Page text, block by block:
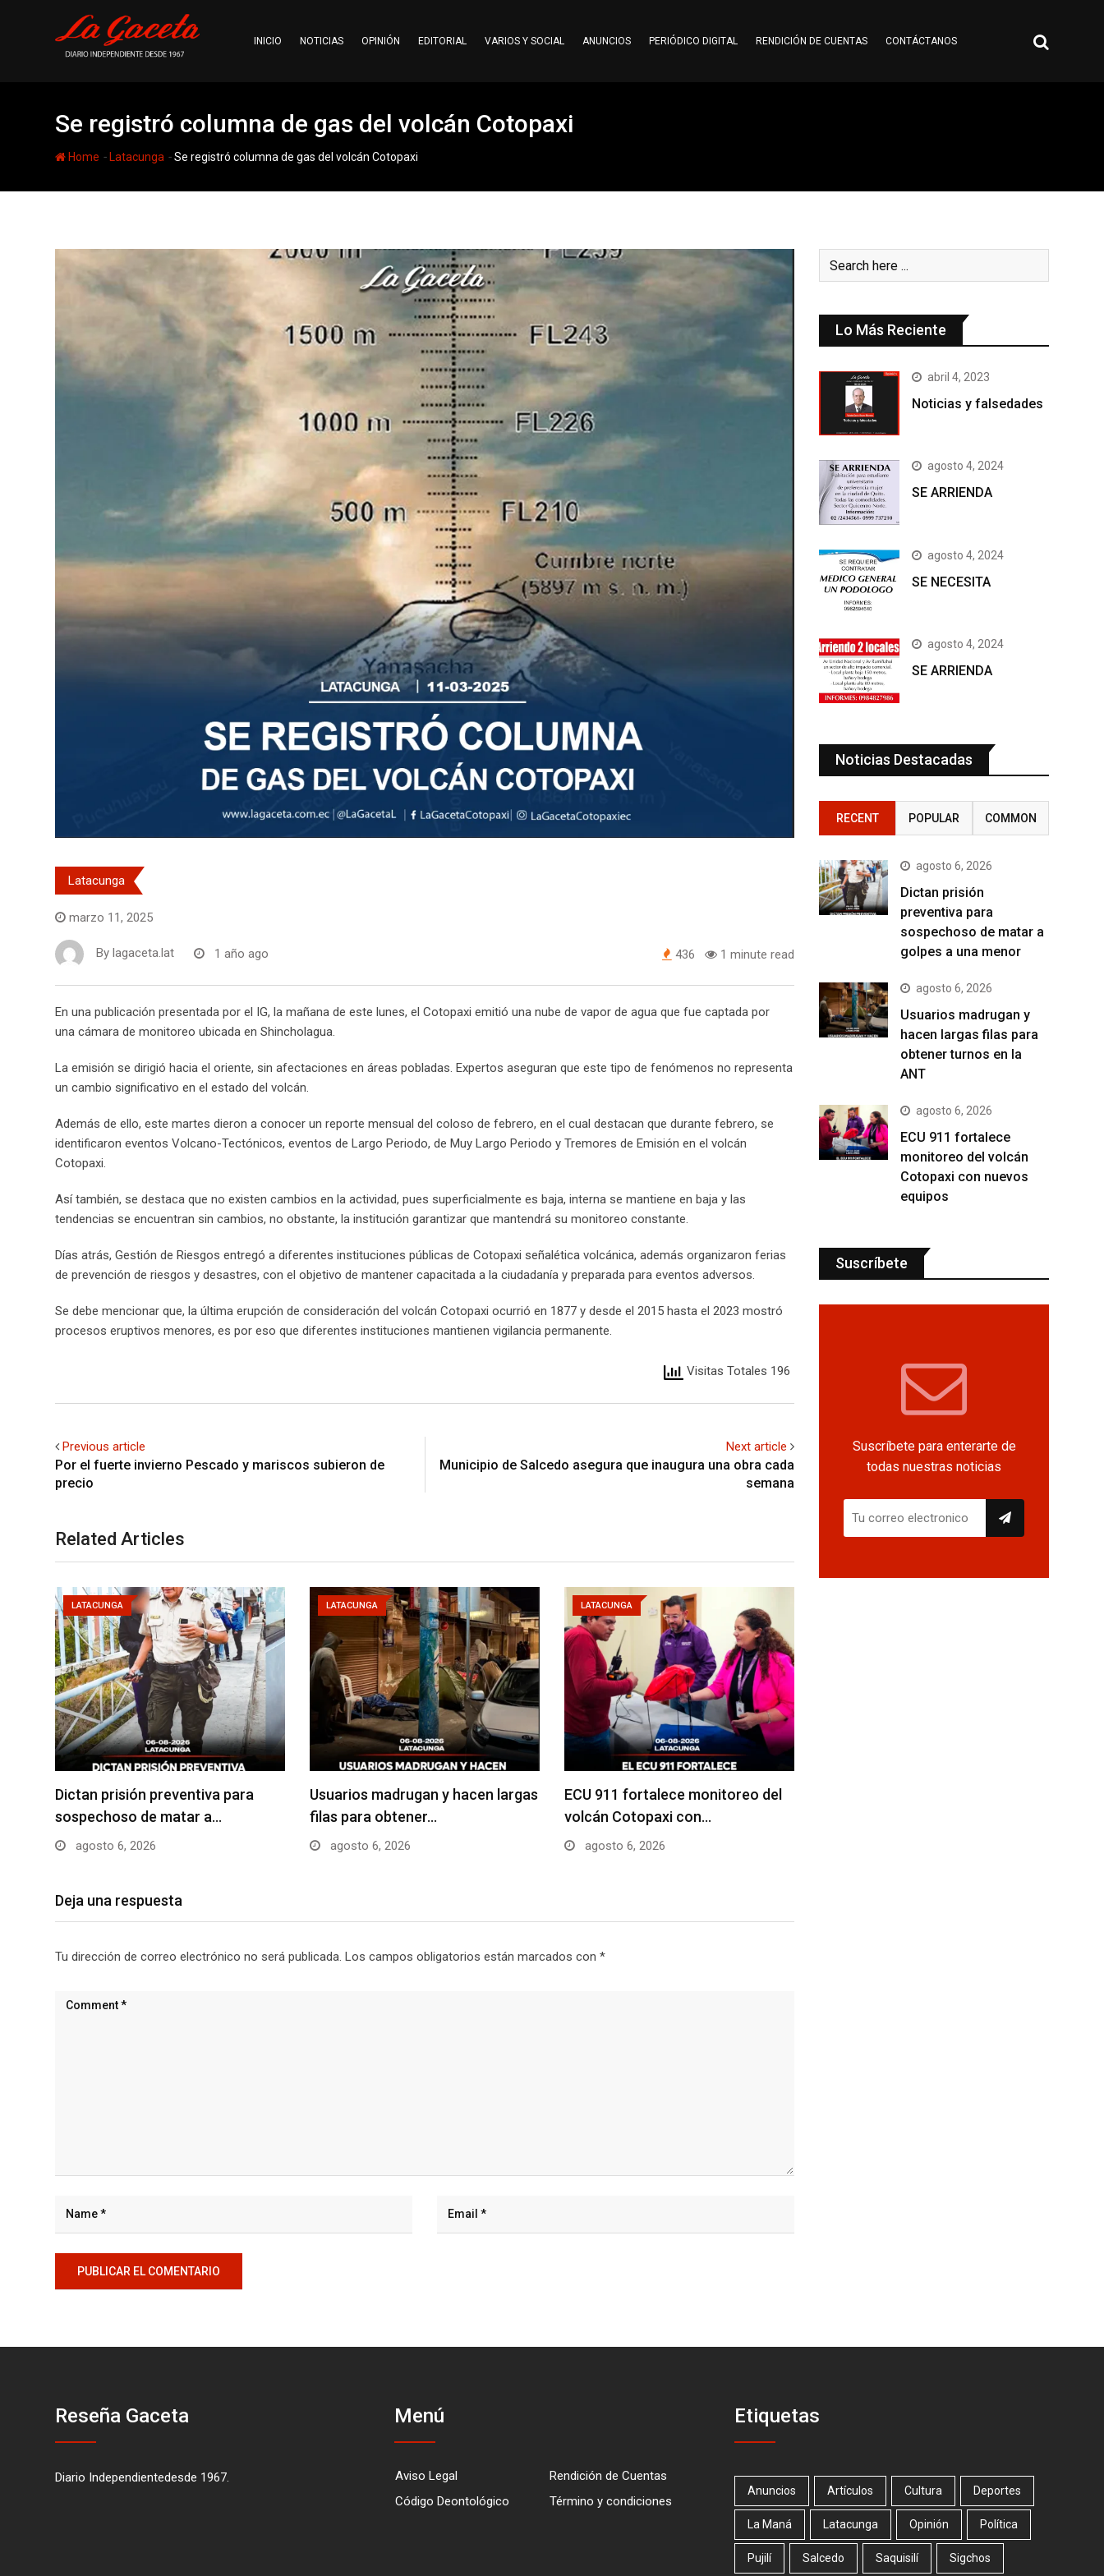
INICIO NOTICIAS OPINIÓN EDITORIAL VARIOS Y SOCIAL ANUNCIOS PERIÓDICO DIGITAL RENDICIÓN DE CUENTAS CONTÁCTANOS
Se registró columna de gas del volcán Cotopaxi
Home - Latacunga -Se registró columna de gas del volcán Cotopaxi
Latacunga
marzo 11, 2025
By lagaceta.lat 1 año ago 436 1 minute read
En una publicación presentada por el IG, la mañana de este lunes, el Cotopaxi emitió una nube de vapor de agua que fue captada por
una cámara de monitoreo ubicada en Shincholagua.
La emisión se dirigió hacia el oriente, sin afectaciones en áreas pobladas. Expertos aseguran que este tipo de fenómenos no representa
un cambio significativo en el estado del volcán.
Además de ello, este martes dieron a conocer un reporte mensual del coloso de febrero, en el cual destacan que durante febrero, se
identificaron eventos Volcano-Tectónicos, eventos de Largo Periodo, de Muy Largo Periodo y Tremores de Emisión en el volcán
Cotopaxi.
Así también, se destaca que no existen cambios en la actividad, pues superficialmente es baja, interna se mantiene en baja y las
tendencias se encuentran sin cambios, no obstante, la institución garantizar que mantendrá su monitoreo constante.
Días atrás, Gestión de Riesgos entregó a diferentes instituciones públicas de Cotopaxi señalética volcánica, además organizaron ferias
de prevención de riesgos y desastres, con el objetivo de mantener capacitada a la ciudadanía y preparada para eventos adversos.
Se debe mencionar que, la última erupción de consideración del volcán Cotopaxi ocurrió en 1877 y desde el 2015 hasta el 2023 mostró
procesos eruptivos menores, es por eso que diferentes instituciones mantienen vigilancia permanente.
Visitas Totales 196
Previous article
Por el fuerte invierno Pescado y mariscos subieron de
precio
Next article
Municipio de Salcedo asegura que inaugura una obra cada
semana
Related Articles
LATACUNGA
Dictan prisión preventiva para
sospechoso de matar a…
agosto 6, 2026
LATACUNGA
Usuarios madrugan y hacen largas
filas para obtener…
agosto 6, 2026
LATACUNGA
ECU 911 fortalece monitoreo del
volcán Cotopaxi con…
agosto 6, 2026
Deja una respuesta
Tu dirección de correo electrónico no será publicada. Los campos obligatorios están marcados con *
Lo Más Reciente
abril 4, 2023
Noticias y falsedades
agosto 4, 2024
SE ARRIENDA
agosto 4, 2024
SE NECESITA
agosto 4, 2024
SE ARRIENDA
Noticias Destacadas
RECENT POPULAR COMMON
agosto 6, 2026
Dictan prisión
preventiva para
sospechoso de matar a
golpes a una menor
agosto 6, 2026
Usuarios madrugan y
hacen largas filas para
obtener turnos en la
ANT
agosto 6, 2026
ECU 911 fortalece
monitoreo del volcán
Cotopaxi con nuevos
equipos
Suscríbete
Suscríbete para enterarte de
todas nuestras noticias
Reseña Gaceta
Diario Independientedesde 1967.
Menú
Aviso Legal
Rendición de Cuentas
Código Deontológico
Término y condiciones
Etiquetas
Anuncios Artículos Cultura Deportes
La Maná Latacunga Opinión Política
Pujilí Salcedo Saquisilí Sigchos